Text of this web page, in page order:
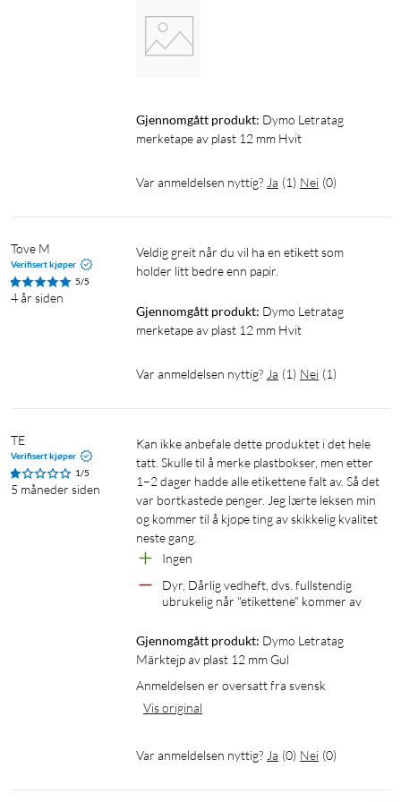
Gjennomgått produkt: Dymo Letratag
merketape av plast 12 mm Hvit
Var anmeldelsen nyttig? Ja (1) Nei (0)
Tove M
Verifisert kjøper
5/5
4 år siden
Veldig greit når du vil ha en etikett som
holder litt bedre enn papir.
Gjennomgått produkt: Dymo Letratag
merketape av plast 12 mm Hvit
Var anmeldelsen nyttig? Ja (1) Nei (1)
TE
Verifisert kjøper
1/5
5 måneder siden
Kan ikke anbefale dette produktet i det hele
tatt. Skulle til å merke plastbokser, men etter
1–2 dager hadde alle etikettene falt av. Så det
var bortkastede penger. Jeg lærte leksen min
og kommer til å kjøpe ting av skikkelig kvalitet
neste gang.
Ingen
Dyr, Dårlig vedheft, dvs. fullstendig
ubrukelig når "etikettene" kommer av
Gjennomgått produkt: Dymo Letratag
Märktejp av plast 12 mm Gul
Anmeldelsen er oversatt fra svensk
Vis original
Var anmeldelsen nyttig? Ja (0) Nei (0)